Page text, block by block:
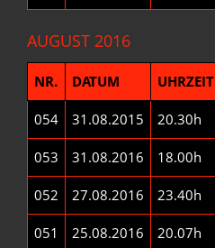
AUGUST 2016
NR. DATUM UHRZEIT
054 31.08.2015 20.30h
053 31.08.2016 18.00h
052 27.08.2016 23.40h
051 25.08.2016 20.07h